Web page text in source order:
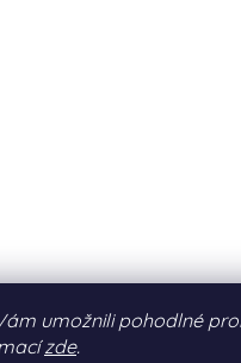
umožnili pohodlné
zde.